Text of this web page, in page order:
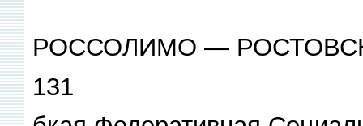
РОССОЛИМО —
131